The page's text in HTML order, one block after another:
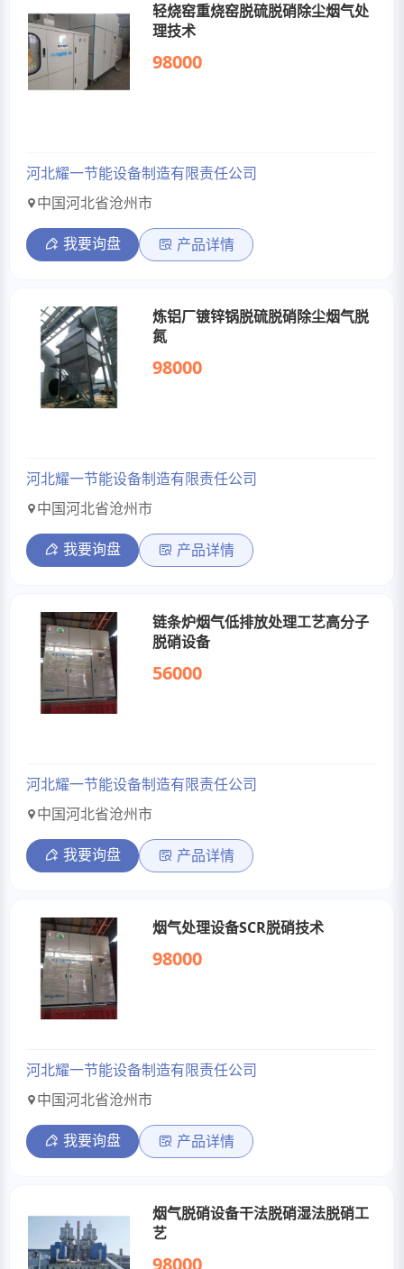
轻烧窑重烧窑脱硫脱硝除尘烟气处
理技术
98000
河北耀一节能设备制造有限责任公司
中国河北省沧州市
我要询盘 产品详情
炼铝厂镀锌锅脱硫脱硝除尘烟气脱
氮
98000
河北耀一节能设备制造有限责任公司
中国河北省沧州市
我要询盘 产品详情
链条炉烟气低排放处理工艺高分子
脱硝设备
56000
河北耀一节能设备制造有限责任公司
中国河北省沧州市
我要询盘 产品详情
烟气处理设备SCR脱硝技术
98000
河北耀一节能设备制造有限责任公司
中国河北省沧州市
我要询盘 产品详情
烟气脱硝设备干法脱硝湿法脱硝工
艺
98000